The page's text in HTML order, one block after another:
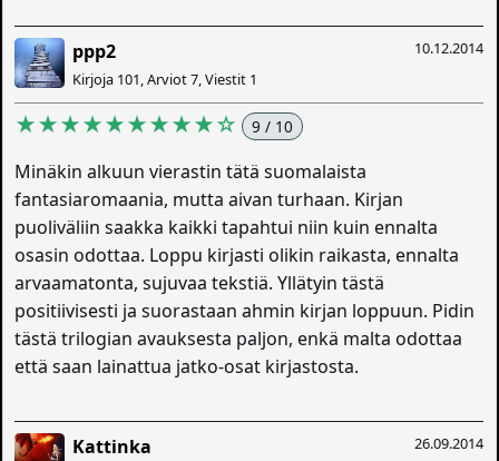
10.12.2014
ppp2
Kirjoja 101, Arviot 7, Viestit 1
★★★★★★★★★☆ 9 / 10
Minäkin alkuun vierastin tätä suomalaista
fantasiaromaania, mutta aivan turhaan. Kirjan
puoliväliin saakka kaikki tapahtui niin kuin ennalta
osasin odottaa. Loppu kirjasti olikin raikasta, ennalta
arvaamatonta, sujuvaa tekstiä. Yllätyin tästä
positiivisesti ja suorastaan ahmin kirjan loppuun. Pidin
tästä trilogian avauksesta paljon, enkä malta odottaa
että saan lainattua jatko-osat kirjastosta.
26.09.2014
Kattinka